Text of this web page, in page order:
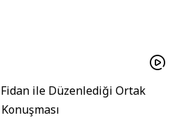
ile Düzenlediği Ortak